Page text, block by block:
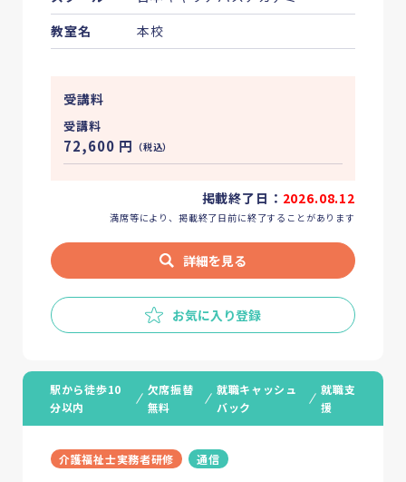
教室名
本校
受講料
受講料
72,600 円 （税込）
掲載終了日： 2026.08.12
満席等により、掲載終了日前に終了することがあります
詳細を見る
お気に入り登録
駅から徒歩10
分以内
欠席振替
無料
就職キャッシュ
バック
就職支
援
介護福祉士実務者研修 通信